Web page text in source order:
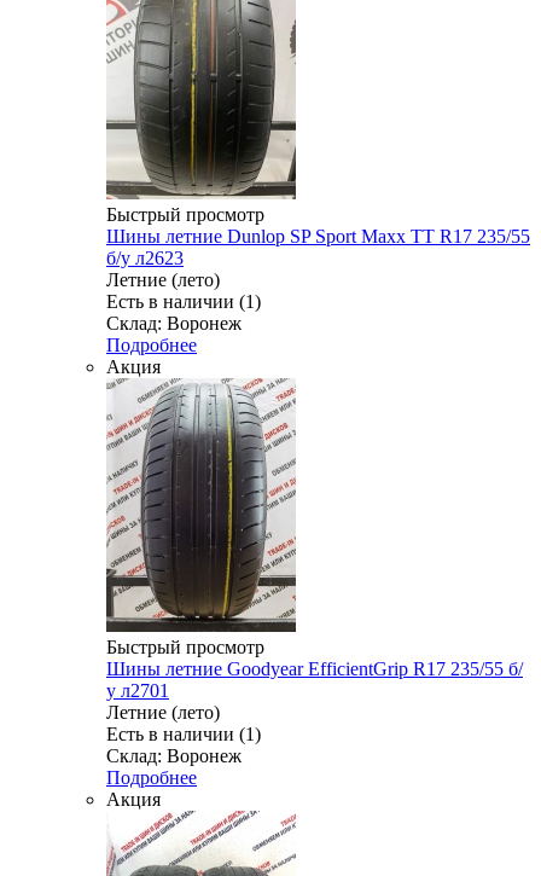
Быстрый просмотр
Шины летние Dunlop SP Sport Maxx TT R17 235/55
б/у л2623
Летние (лето)
Есть в наличии (1)
Склад: Воронеж
Подробнее
Акция
Быстрый просмотр
Шины летние Goodyear EfficientGrip R17 235/55 б/
у л2701
Летние (лето)
Есть в наличии (1)
Склад: Воронеж
Подробнее
Акция